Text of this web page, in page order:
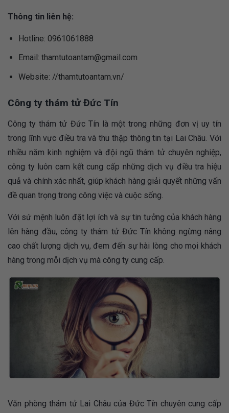
Thông tin liên hệ:
Hotline: 0961061888
Email: thamtutoantam@gmail.com
Website: //thamtutoantam.vn/
Công ty thám tử Đức Tín
Công ty thám tử Đức Tín là một trong những đơn vị uy tín
trong lĩnh vực điều tra và thu thập thông tin tại Lai Châu. Với
nhiều năm kinh nghiệm và đội ngũ thám tử chuyên nghiệp,
công ty luôn cam kết cung cấp những dịch vụ điều tra hiệu
quả và chính xác nhất, giúp khách hàng giải quyết những vấn
đề quan trọng trong công việc và cuộc sống.
Với sứ mệnh luôn đặt lợi ích và sự tin tưởng của khách hàng
lên hàng đầu, công ty thám tử Đức Tín không ngừng nâng
cao chất lượng dịch vụ, đem đến sự hài lòng cho mọi khách
hàng trong mỗi dịch vụ mà công ty cung cấp.
Văn phòng thám tử Lai Châu của Đức Tín chuyên cung cấp